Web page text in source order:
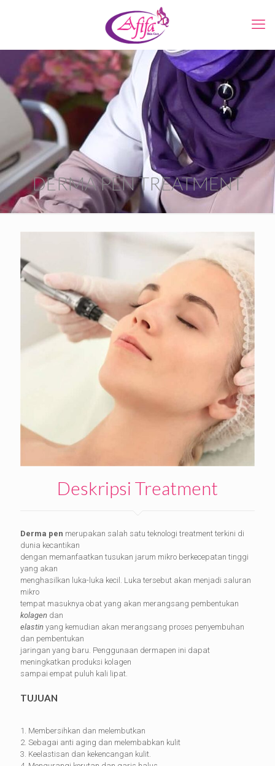
DERMA PEN TREATMENT
Deskripsi Treatment
Derma pen merupakan salah satu teknologi treatment terkini di
dunia kecantikan
dengan memanfaatkan tusukan jarum mikro berkecepatan tinggi
yang akan
menghasilkan luka-luka kecil. Luka tersebut akan menjadi saluran
mikro
tempat masuknya obat yang akan merangsang pembentukan
kolagen dan
elastin yang kemudian akan merangsang proses penyembuhan
dan pembentukan
jaringan yang baru. Penggunaan dermapen ini dapat
meningkatkan produksi kolagen
sampai empat puluh kali lipat.
TUJUAN
1. Membersihkan dan melembutkan
2. Sebagai anti aging dan melembabkan kulit
3. Keelastisan dan kekencangan kulit.